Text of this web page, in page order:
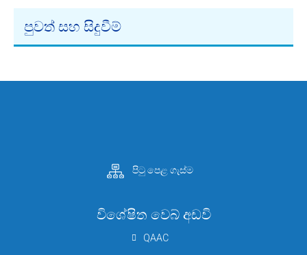
පුවත් සහ සිදුවීම්
පිටු පෙළ ගැස්ම
විශේෂිත වෙබ් අඩවි
QAAC